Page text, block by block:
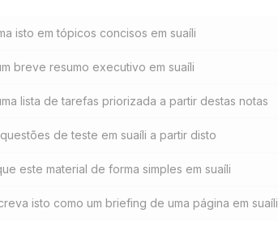
isto em tópicos concisos em suaíli
breve resumo executivo em suaíli
lista de tarefas priorizada a partir destas notas
de teste em suaíli a partir disto
este material de forma simples em suaíli
isto como um briefing de uma página em suaíli